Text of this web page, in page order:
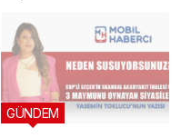
Hizmete Girdi
GÜNDEM